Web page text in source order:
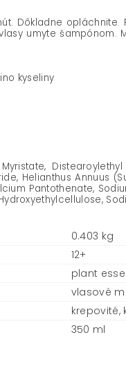
Dôkladne
umyte
kyseliny
Helianthus Annuus
Pantothenate,
0.403 kg
12+
plant
vlasové
krepovité,
350 ml